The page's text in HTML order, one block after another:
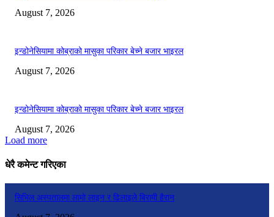
August 7, 2026
इन्डोनेसियामा कोब्राको मासुका परिकार बेच्ने बजार भाइरल
August 7, 2026
इन्डोनेसियामा कोब्राको मासुका परिकार बेच्ने बजार भाइरल
August 7, 2026
Load more
धेरै कमेन्ट गरिएका
सिभिल अस्पतालमा लामो लाइन र ढिलाइले बिरामी हैरान